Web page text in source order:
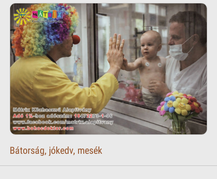
Bátorság, jókedv, mesék